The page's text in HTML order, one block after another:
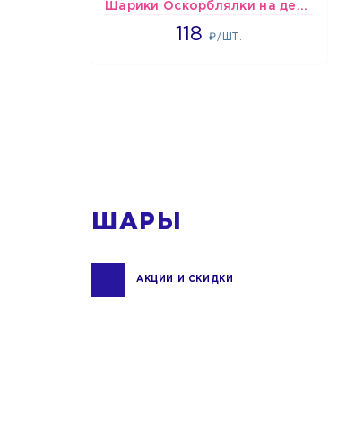
Шарики Оскорблялки на день рождения для девушки
118₽/ШТ.
1766
ШАРЫ
АКЦИИ И СКИДКИ